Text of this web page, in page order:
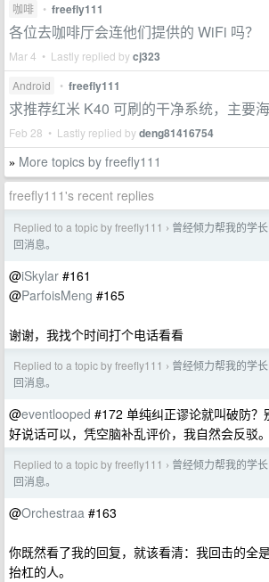
咖啡 • freefly111
各位去咖啡厅会连他们提供的 WiFi 吗？
Mar 4 • Lastly replied bycj323
Android • freefly111
求推荐红米 K40 可刷的干净系统，主要海
Feb 28 • Lastly replied bydeng81416754
» More topics by freefly111
freefly111's recent replies
Replied to a topic by freefly111 › 曾经倾力帮我的学
回消息。
@iSkylar #161
@ParfoisMeng #165
谢谢，我找个时间打个电话看看
Replied to a topic by freefly111 › 曾经倾力帮我的学
回消息。
@eventlooped #172 单纯纠正谬论就叫破防
好说话可以，凭空脑补乱评价，我自然会反驳。
Replied to a topic by freefly111 › 曾经倾力帮我的学
回消息。
@Orchestraa #163
你既然看了我的回复，就该看清：我回击的全
抬杠的人。